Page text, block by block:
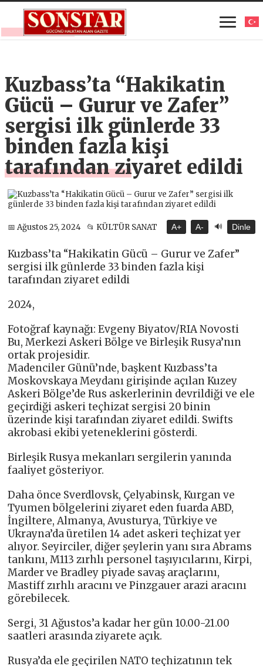
Kuzbass’ta “Hakikatin
Gücü – Gurur ve Zafer”
sergisi ilk günlerde 33
binden fazla kişi
tarafından ziyaret edildi
📅 Ağustos 25, 2024 📂 KÜLTÜR SANAT A+ A- 🔊 Dinle
Kuzbass’ta “Hakikatin Gücü – Gurur ve Zafer”
sergisi ilk günlerde 33 binden fazla kişi
tarafından ziyaret edildi
2024,
Fotoğraf kaynağı: Evgeny Biyatov/RIA Novosti
Bu, Merkezi Askeri Bölge ve Birleşik Rusya’nın
ortak projesidir.
Madenciler Günü’nde, başkent Kuzbass’ta
Moskovskaya Meydanı girişinde açılan Kuzey
Askeri Bölge’de Rus askerlerinin devrildiği ve ele
geçirdiği askeri teçhizat sergisi 20 binin
üzerinde kişi tarafından ziyaret edildi. Swifts
akrobasi ekibi yeteneklerini gösterdi.
Birleşik Rusya mekanları sergilerin yanında
faaliyet gösteriyor.
Daha önce Sverdlovsk, Çelyabinsk, Kurgan ve
Tyumen bölgelerini ziyaret eden fuarda ABD,
İngiltere, Almanya, Avusturya, Türkiye ve
Ukrayna’da üretilen 14 adet askeri teçhizat yer
alıyor. Seyirciler, diğer şeylerin yanı sıra Abrams
tankını, M113 zırhlı personel taşıyıcılarını, Kirpi,
Marder ve Bradley piyade savaş araçlarını,
Mastiff zırhlı aracını ve Pinzgauer arazi aracını
görebilecek.
Sergi, 31 Ağustos’a kadar her gün 10.00-21.00
saatleri arasında ziyarete açık.
Rusya’da ele geçirilen NATO teçhizatının tek